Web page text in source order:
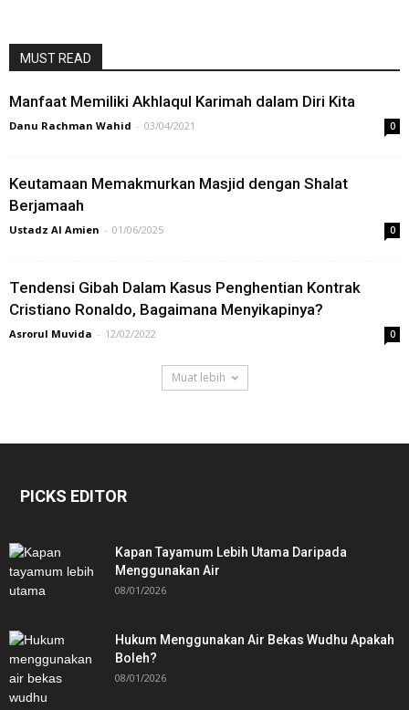
MUST READ
Manfaat Memiliki Akhlaqul Karimah dalam Diri Kita
Danu Rachman Wahid - 03/04/2021 0
Keutamaan Memakmurkan Masjid dengan Shalat
Berjamaah
Ustadz Al Amien - 01/06/2025 0
Tendensi Gibah Dalam Kasus Penghentian Kontrak
Cristiano Ronaldo, Bagaimana Menyikapinya?
Asrorul Muvida - 12/02/2022 0
Muat lebih
PICKS EDITOR
Kapan Tayamum Lebih Utama Daripada
Menggunakan Air
08/01/2026
Hukum Menggunakan Air Bekas Wudhu Apakah
Boleh?
08/01/2026